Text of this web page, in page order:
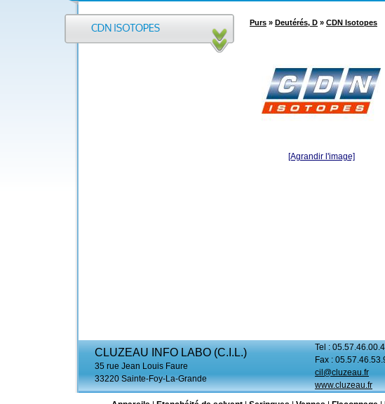
Purs » Deutérés, D » CDN Isotopes
[Agrandir l'image]
CLUZEAU INFO LABO (C.I.L.)
35 rue Jean Louis Faure
33220 Sainte-Foy-La-Grande
Tel :
Fax :
cil@cluzeau.fr
www.cluzeau.fr